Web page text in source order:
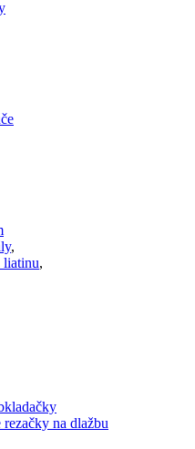
,
liatinu,
rezačky na dlažbu